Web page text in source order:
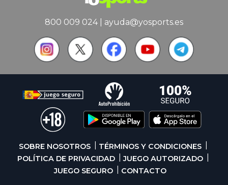
800 009 024| ayuda@yosports.es
SOBRE NOSOTROS
TÉRMINOS Y CONDICIONES
POLÍTICA DE PRIVACIDAD
JUEGO AUTORIZADO
JUEGO SEGURO
CONTACTO